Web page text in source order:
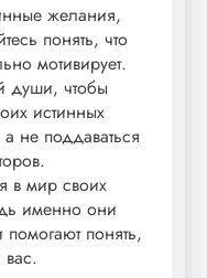
желания,
понять, что
мотивирует.
души, чтобы
истинных
не поддаваться
в мир своих
именно они
понять,